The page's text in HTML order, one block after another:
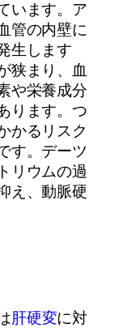
います。ア
管の内壁に
生します
狭まり、血
や栄養成分
ります。つ
かるリスク
す。デーツ
リウムの過
え、動脈硬
肝硬変に対